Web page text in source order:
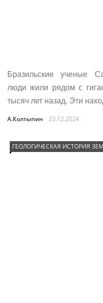
Бразильские ученые
люди жили рядом с
тысяч лет назад. Эти
А.Колтыпин 23.12.2024
ГЕОЛОГИЧЕСКАЯ ИСТОРИЯ